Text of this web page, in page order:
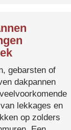
gebarsten of
dakpannen
lekkages en
op zolders